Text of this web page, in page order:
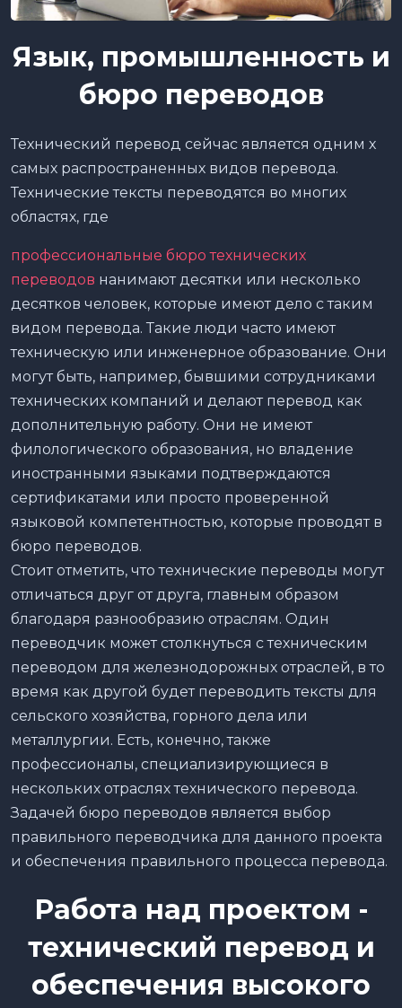
Язык, промышленность и
бюро переводов
Технический перевод сейчас является одним х
самых распространенных видов перевода.
Технические тексты переводятся во многих
областях, где
профессиональные бюро технических
переводов нанимают десятки или несколько
десятков человек, которые имеют дело с таким
видом перевода. Такие люди часто имеют
техническую или инженерное образование. Они
могут быть, например, бывшими сотрудниками
технических компаний и делают перевод как
дополнительную работу. Они не имеют
филологического образования, но владение
иностранными языками подтверждаются
сертификатами или просто проверенной
языковой компетентностью, которые проводят в
бюро переводов.
Стоит отметить, что технические переводы могут
отличаться друг от друга, главным образом
благодаря разнообразию отраслям. Один
переводчик может столкнуться с техническим
переводом для железнодорожных отраслей, в то
время как другой будет переводить тексты для
сельского хозяйства, горного дела или
металлургии. Есть, конечно, также
профессионалы, специализирующиеся в
нескольких отраслях технического перевода.
Задачей бюро переводов является выбор
правильного переводчика для данного проекта
и обеспечения правильного процесса перевода.
Работа над проектом -
технический перевод и
обеспечения высокого